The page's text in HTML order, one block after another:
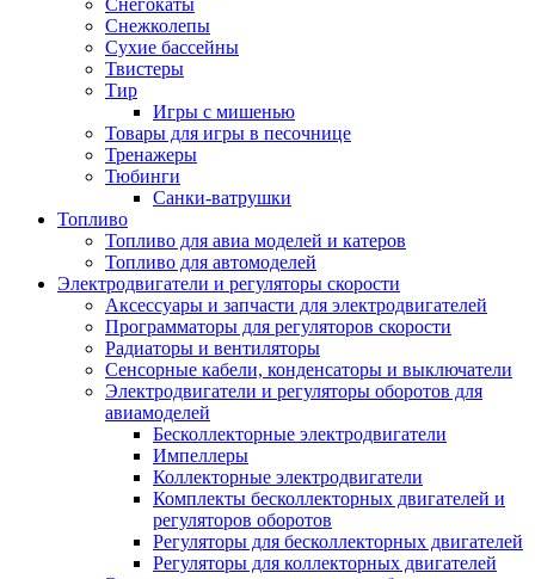
Снегокаты
Снежколепы
Сухие бассейны
Твистеры
Тир
Игры с мишенью
Товары для игры в песочнице
Тренажеры
Тюбинги
Санки-ватрушки
Топливо
Топливо для авиа моделей и катеров
Топливо для автомоделей
Электродвигатели и регуляторы скорости
Аксессуары и запчасти для электродвигателей
Программаторы для регуляторов скорости
Радиаторы и вентиляторы
Сенсорные кабели, конденсаторы и выключатели
Электродвигатели и регуляторы оборотов для
авиамоделей
Бесколлекторные электродвигатели
Импеллеры
Коллекторные электродвигатели
Комплекты бесколлекторных двигателей и
регуляторов оборотов
Регуляторы для бесколлекторных двигателей
Регуляторы для коллекторных двигателей